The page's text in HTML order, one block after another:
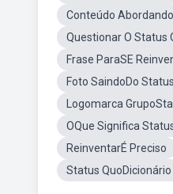
Conteúdo
Questionar O Status
Frase ParaSE
Foto SaindoDo
Logomarca
OQue Significa
ReinventarÉ Preciso
Status QuoDicionário